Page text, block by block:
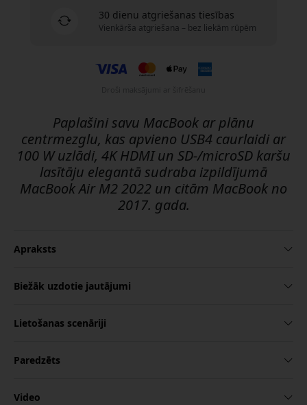
30 dienu atgriešanas tiesības
Vienkārša atgriešana – bez liekām rūpēm
Paplašini savu MacBook ar plānu
centrmezglu, kas apvieno USB4 caurlaidi ar
100 W uzlādi, 4K HDMI un SD-/microSD karšu
lasītāju elegantā sudraba izpildījumā
MacBook Air M2 2022 un citām MacBook no
2017. gada.
Apraksts
Biežāk uzdotie jautājumi
Lietošanas scenāriji
Paredzēts
Video